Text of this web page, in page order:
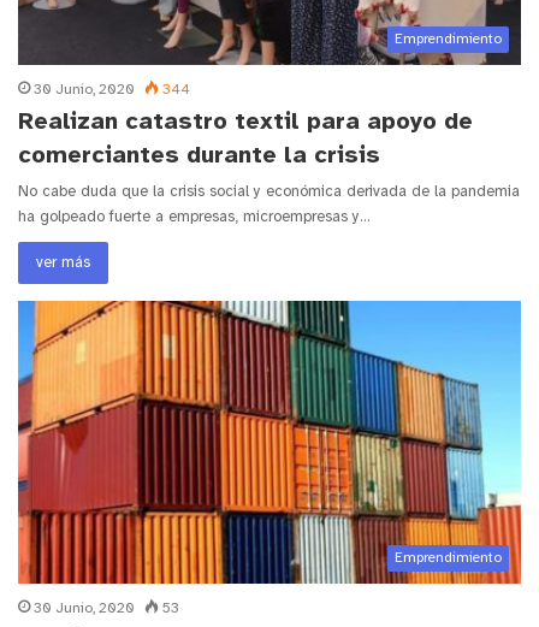
Emprendimiento
30 Junio, 2020 344
Realizan catastro textil para apoyo de
comerciantes durante la crisis
No cabe duda que la crisis social y económica derivada de la pandemia
ha golpeado fuerte a empresas, microempresas y…
ver más
Emprendimiento
30 Junio, 2020 53